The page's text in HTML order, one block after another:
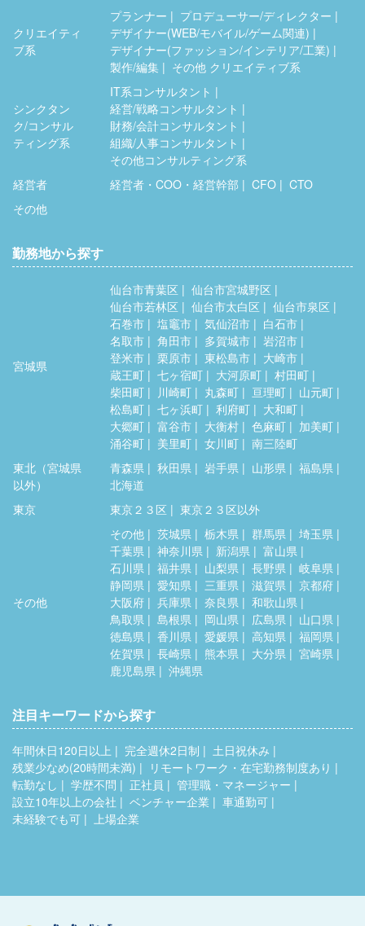
クリエイティ
ブ系
プランナー
プロデューサー/ディレクター
デザイナー(WEB/モバイル/ゲーム関連)
デザイナー(ファッション/インテリア/工業)
製作/編集
その他 クリエイティブ系
シンクタン
ク/コンサル
ティング系
IT系コンサルタント
経営/戦略コンサルタント
財務/会計コンサルタント
組織/人事コンサルタント
その他コンサルティング系
経営者
経営者・COO・経営幹部 CFO
CTO
その他
勤務地から探す
宮城県
仙台市青葉区
仙台市宮城野区
仙台市若林区
仙台市太白区
仙台市泉区
石巻市
塩竈市 気仙沼市
白石市
名取市
角田市 多賀城市
岩沼市
登米市
栗原市 東松島市
大崎市
蔵王町
七ヶ宿町 大河原町
村田町
柴田町
川崎町 丸森町 亘理町
山元町
松島町
七ヶ浜町 利府町
大和町
大郷町
富谷市 大衡村 色麻町
加美町
涌谷町
美里町 女川町
南三陸町
東北（宮城県
以外）
青森県 秋田県 岩手県 山形県
福島県
北海道
東京
東京２３区 東京２３区以外
その他
その他 茨城県 栃木県 群馬県
埼玉県
千葉県
神奈川県 新潟県
富山県
石川県
福井県 山梨県 長野県
岐阜県
静岡県
愛知県 三重県 滋賀県
京都府
大阪府
兵庫県 奈良県
和歌山県
鳥取県
島根県 岡山県 広島県
山口県
徳島県
香川県 愛媛県 高知県
福岡県
佐賀県
長崎県 熊本県 大分県
宮崎県
鹿児島県
沖縄県
注目キーワードから探す
年間休日120日以上 完全週休2日制
土日祝休み
残業少なめ(20時間未満)
リモートワーク・在宅勤務制度あり
転勤なし
学歴不問 正社員
管理職・マネージャー
設立10年以上の会社
ベンチャー企業
車通勤可
未経験でも可
上場企業